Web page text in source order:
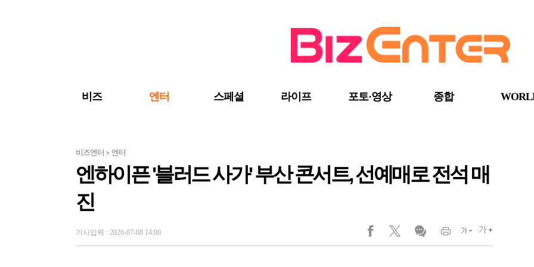
비즈 엔터 스페셜 라이프 포토·영상 종합
비즈엔터 > 엔터
엔하이픈 '블러드 사가' 부산 콘서트, 선예매로 전석 매
진
기사입력 : 2026-07-08 14:00